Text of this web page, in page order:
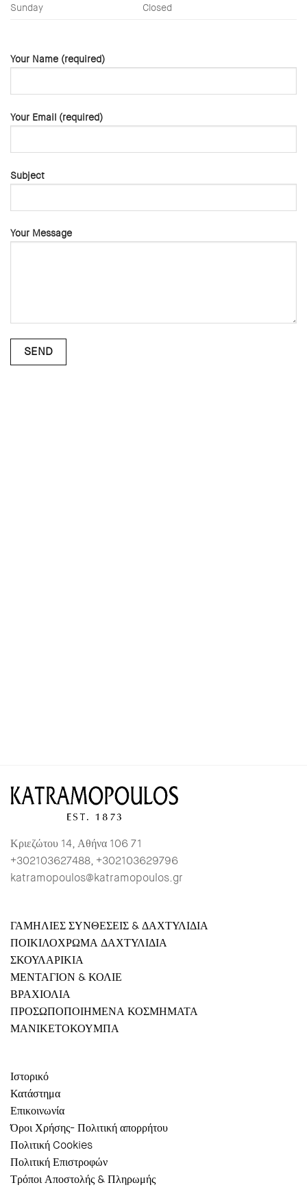
Sunday
Closed
Your Name (required)
Your Email (required)
Subject
Your Message
Κριεζώτου 14, Αθήνα 106 71
+302103627488, +302103629796
katramopoulos@katramopoulos.gr
ΓΑΜΗΛΙΕΣ ΣΥΝΘΕΣΕΙΣ & ΔΑΧΤΥΛΙΔΙΑ
ΠΟΙΚΙΛΟΧΡΩΜΑ ΔΑΧΤΥΛΙΔΙΑ
ΣΚΟΥΛΑΡΙΚΙΑ
ΜΕΝΤΑΓΙΟΝ & ΚΟΛΙΕ
ΒΡΑΧΙΟΛΙΑ
ΠΡΟΣΩΠΟΠΟΙΗΜΕΝΑ ΚΟΣΜΗΜΑΤΑ
ΜΑΝΙΚΕΤΟΚΟΥΜΠΑ
Ιστορικό
Κατάστημα
Επικοινωνία
Όροι Χρήσης- Πολιτική απορρήτου
Πολιτική Cookies
Πολιτική Επιστροφών
Τρόποι Αποστολής & Πληρωμής